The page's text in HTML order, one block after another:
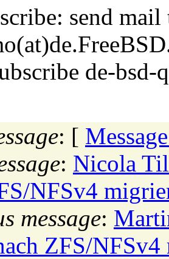
send mail
de-bsd-
: [
: Nicola
NFSv4
message:
ZFS/